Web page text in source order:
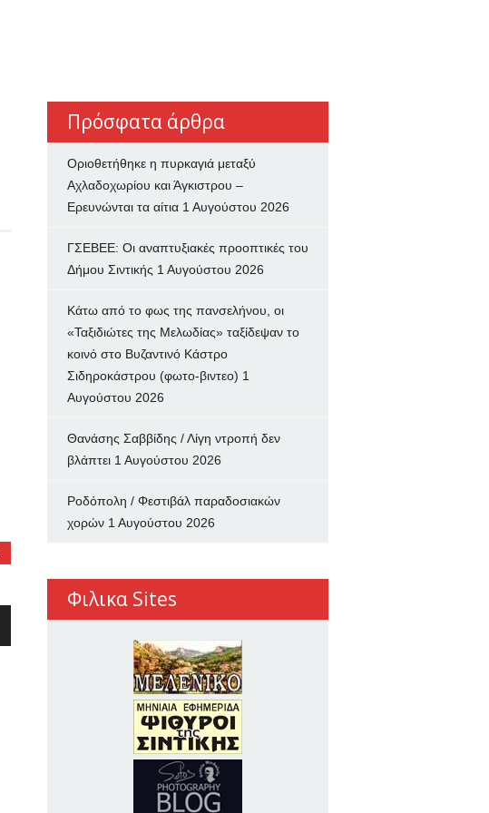
Πρόσφατα άρθρα
Οριοθετήθηκε η πυρκαγιά μεταξύ
Αχλαδοχωρίου και Άγκιστρου –
Ερευνώνται τα αίτια 1 Αυγούστου 2026
ΓΣΕΒΕΕ: Οι αναπτυξιακές προοπτικές του
Δήμου Σιντικής 1 Αυγούστου 2026
Κάτω από το φως της πανσελήνου, οι
«Ταξιδιώτες της Μελωδίας» ταξίδεψαν το
κοινό στο Βυζαντινό Κάστρο
Σιδηροκάστρου (φωτο-βιντεο) 1
Αυγούστου 2026
Θανάσης Σαββίδης / Λίγη ντροπή δεν
βλάπτει 1 Αυγούστου 2026
Ροδόπολη / Φεστιβάλ παραδοσιακών
χορών 1 Αυγούστου 2026
Φιλικα Sites